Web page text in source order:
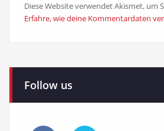
Diese Website verwendet Akismet, um
Erfahre, wie deine Kommentardaten
Follow us